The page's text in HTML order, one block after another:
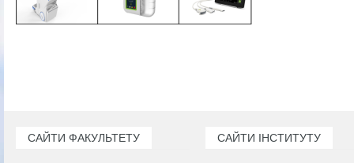
САЙТИ ФАКУЛЬТЕТУ САЙТИ ІНСТИТУТУ